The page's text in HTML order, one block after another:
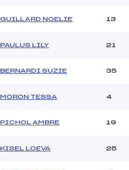
GUILLARD NOELIE 13
PAULUS LILY 21
BERNARDI SUZIE 35
MORON TESSA 4
PICHOL AMBRE 19
KISEL LOEVA 25